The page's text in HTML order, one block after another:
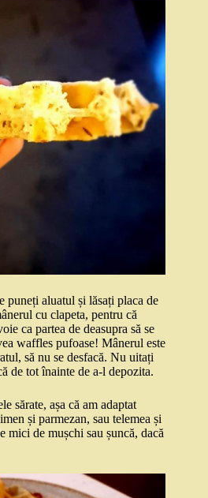
puneți aluatul și lăsați placa de
cu clapeta, pentru că
ca partea de deasupra să se
waffles pufoase! Mânerul este
să nu se desfacă. Nu uitați
de tot înainte de a-l depozita.
sărate, așa că am adaptat
și parmezan, sau telemea și
mici de mușchi sau șuncă, dacă